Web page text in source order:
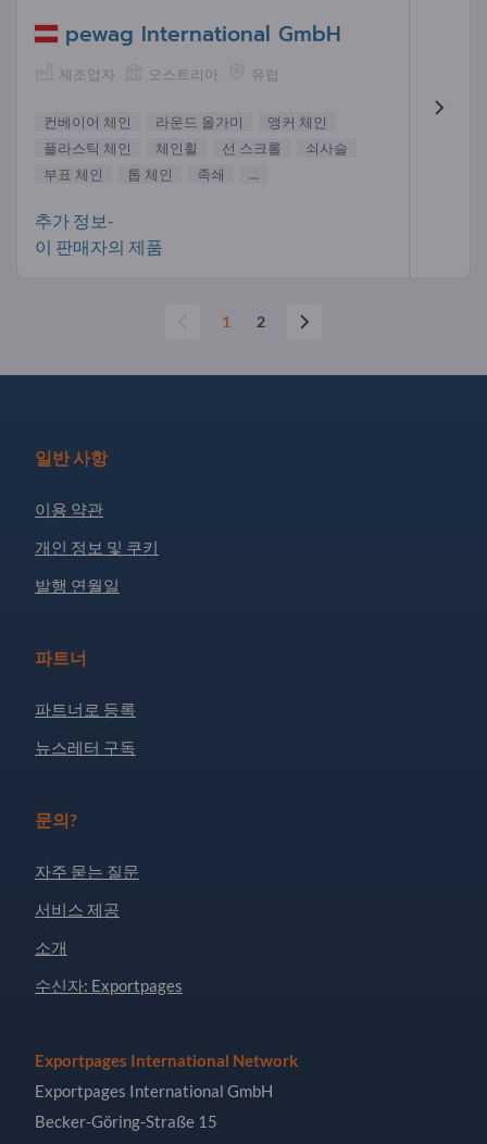
pewag International GmbH
제조업자 오스트리아 유럽
컨베이어 체인 라운드 올가미
앵커 체인
플라스틱 체인
체인휠 선 스크롤
쇠사슬
부표 체인
톱 체인 족쇄 ...
추가 정보-
이 판매자의 제품
1 2
일반 사항
이용 약관
개인 정보 및 쿠키
발행 연월일
파트너
파트너로 등록
뉴스레터 구독
문의?
자주 묻는 질문
서비스 제공
소개
수신자: Exportpages
Exportpages International Network
Exportpages International GmbH
Becker-Göring-Straße 15